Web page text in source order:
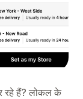
रहे हैं? लोकल के